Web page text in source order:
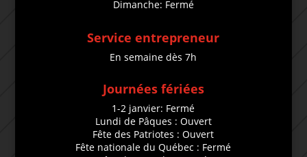
Dimanche: Fermé
Service entrepreneur
En semaine dès 7h
Journées fériées
1-2 janvier: Fermé
Lundi de Pâques : Ouvert
Fête des Patriotes : Ouvert
Fête nationale du Québec : Fermé